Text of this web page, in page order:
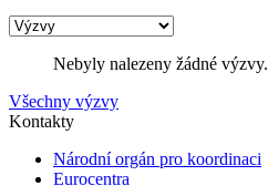
Nebyly nalezeny žádné výzvy.
Všechny výzvy
Kontakty
Národní orgán pro koordinaci
Eurocentra